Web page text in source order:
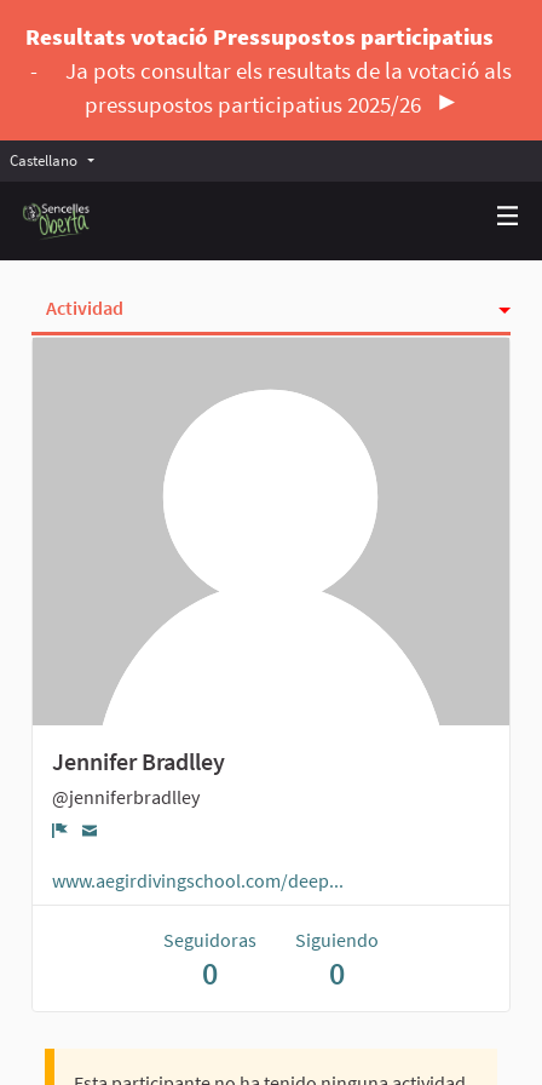
Resultats votació Pressupostos participatius
-
Ja pots consultar els resultats de la votació als
pressupostos participatius 2025/26
Castellano Triar la llengua
Actividad
Jennifer Bradlley
@jenniferbradlley
www.aegirdivingschool.com/deep...
Seguidoras
0
Siguiendo
0